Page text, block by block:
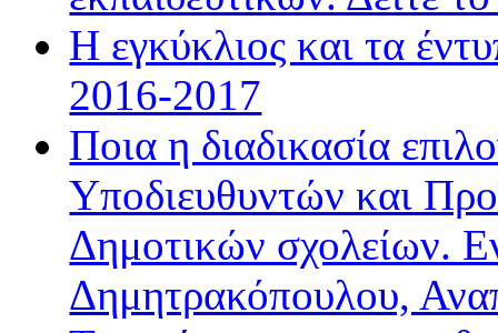
Η εγκύκλιος και τα
2016-2017
Ποια η διαδικασία
Υποδιευθυντών και
Δημοτικών σχολείων.
Δημητρακόπουλου,